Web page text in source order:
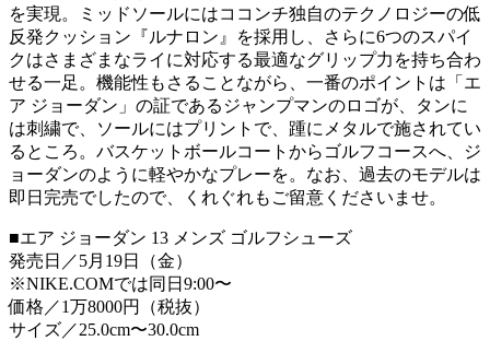
を実現。ミッドソールにはココンチ独自のテクノロジーの低
反発クッション『ルナロン』を採用し、さらに6つのスパイ
クはさまざまなライに対応する最適なグリップ力を持ち合わ
せる一足。機能性もさることながら、一番のポイントは「エ
ア ジョーダン」の証であるジャンプマンのロゴが、タンに
は刺繍で、ソールにはプリントで、踵にメタルで施されてい
るところ。バスケットボールコートからゴルフコースへ、ジ
ョーダンのように軽やかなプレーを。なお、過去のモデルは
即日完売でしたので、くれぐれもご留意くださいませ。
■エア ジョーダン 13 メンズ ゴルフシューズ
発売日／5月19日（金）
※NIKE.COMでは同日9:00〜
価格／1万8000円（税抜）
サイズ／25.0cm〜30.0cm